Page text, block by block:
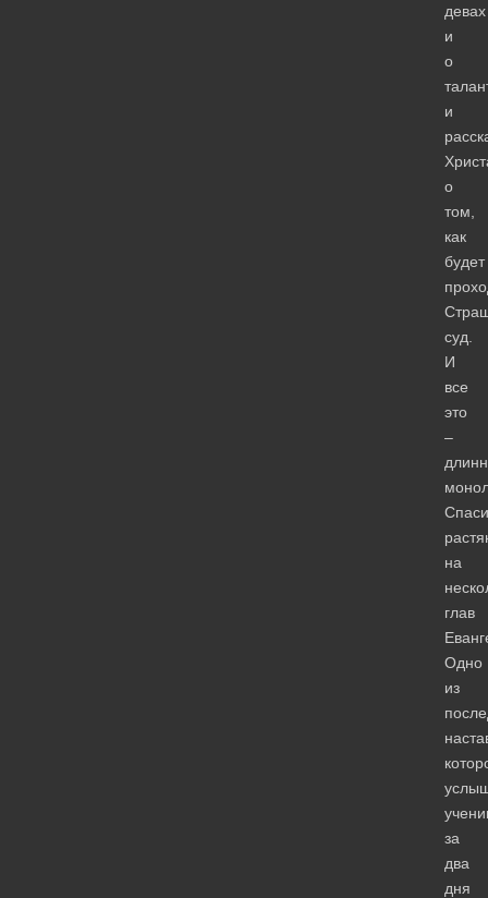
девах
и
о
и
о
том,
как
будет
суд.
И
все
это
–
на
глав
Одно
из
за
два
дня